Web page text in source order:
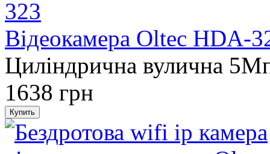
Відеокамера Oltec HDA-
Циліндрична вулична
1638 грн